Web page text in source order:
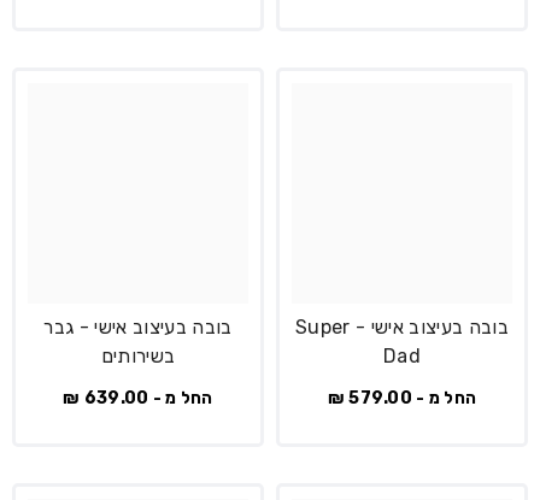
בובה בעיצוב אישי - Super
Dad
החל מ - 579.00 ₪
בובה בעיצוב אישי - גבר
בשירותים
החל מ - 639.00 ₪